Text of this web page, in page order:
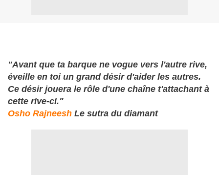
"Avant que ta barque ne vogue vers l'autre rive,
éveille en toi un grand désir d'aider les autres.
Ce désir jouera le rôle d'une chaîne t'attachant à
cette rive-ci."
Osho Rajneesh Le sutra du diamant